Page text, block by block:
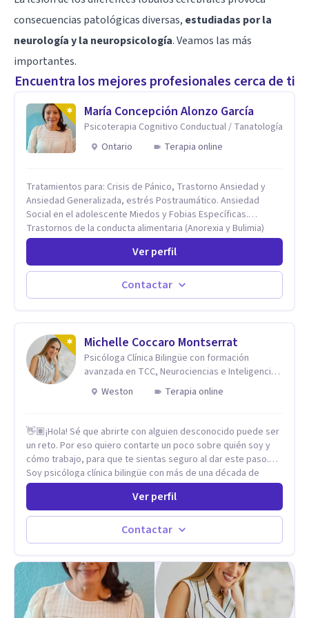
consecuencias patológicas diversas, estudiadas por la
neurología y la neuropsicología. Veamos las más
importantes.
Encuentra los mejores profesionales cerca de ti
María Concepción Alonzo García
Psicoterapia Cognitivo Conductual / Tanatología
Ontario
Terapia online
Tratamientos para: Crisis de Pánico, Trastorno Ansiedad y
Ansiedad Generalizada, estrés Postraumático. Ansiedad
Social en el adolescente Miedos y Fobias Específicas.
Trastornos de la conducta alimentaria (Anorexia y Bulimia)
Modificación conductas no deseadas. Impulsividad,
conductas obsesivas, compulsividad. Trastorno obsesivo
compulsivo. Tratamiento Eficaz para la Depresión (AC)
Evaluación, contención e intervención en riesgo Suicida
Conductas autolesivas en el adolescente. Problemas con el
vínculo del Apego Seguro. Orientación sexual,
Acompañamiento Tanatológico. Cuidados paliativos en
enfermedades crónicas.
Ver perfil
Contactar
Michelle Coccaro Montserrat
Psicóloga Clínica Bilingüe con formación
avanzada en TCC, Neurociencias e Inteligencia
Emocional.
Weston Terapia online
👋🏽¡Hola! Sé que abrirte con alguien desconocido puede ser
un reto. Por eso quiero contarte un poco sobre quién soy y
cómo trabajo, para que te sientas seguro al dar este paso.
Soy psicóloga clínica bilingüe con más de una década de
experiencia. He dictado conferencias, escrito artículos y
ejercido como profesora universitaria. Un dato curioso: he
vivido en varios países y conozco de primera mano lo que
significa ser migrante, adaptarse a los cambios y empezar de
nuevo.
Ver perfil
Contactar